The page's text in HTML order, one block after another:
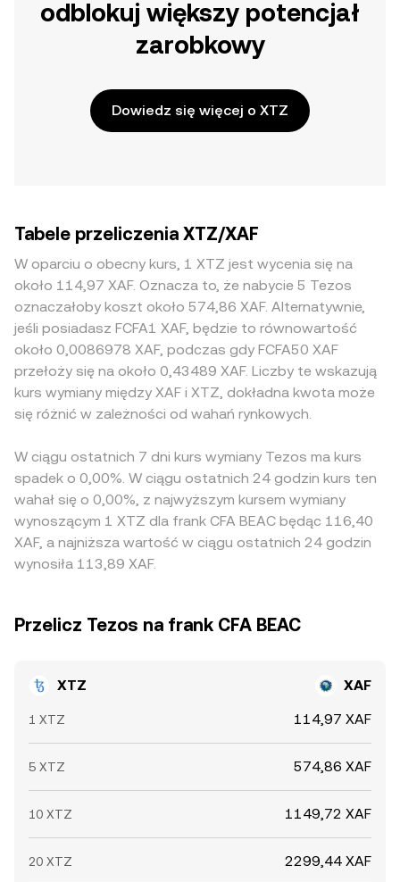
odblokuj większy potencjał
zarobkowy
Dowiedz się więcej o XTZ
Tabele przeliczenia XTZ/XAF
W oparciu o obecny kurs, 1 XTZ jest wycenia się na
około 114,97 XAF. Oznacza to, że nabycie 5 Tezos
oznaczałoby koszt około 574,86 XAF. Alternatywnie,
jeśli posiadasz FCFA1 XAF, będzie to równowartość
około 0,0086978 XAF, podczas gdy FCFA50 XAF
przełoży się na około 0,43489 XAF. Liczby te wskazują
kurs wymiany między XAF i XTZ, dokładna kwota może
się różnić w zależności od wahań rynkowych.
W ciągu ostatnich 7 dni kurs wymiany Tezos ma kurs
spadek o 0,00%. W ciągu ostatnich 24 godzin kurs ten
wahał się o 0,00%, z najwyższym kursem wymiany
wynoszącym 1 XTZ dla frank CFA BEAC będąc 116,40
XAF, a najniższa wartość w ciągu ostatnich 24 godzin
wynosiła 113,89 XAF.
Przelicz Tezos na frank CFA BEAC
XTZ XAF
1 XTZ 114,97 XAF
5 XTZ 574,86 XAF
10 XTZ 1149,72 XAF
20 XTZ 2299,44 XAF